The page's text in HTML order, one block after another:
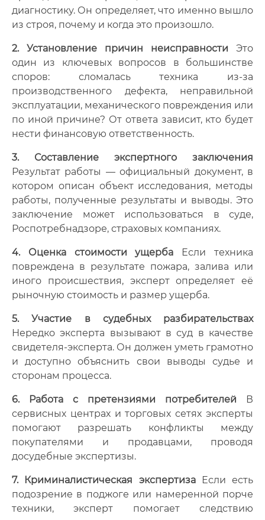
диагностику. Он определяет, что именно вышло
из строя, почему и когда это произошло.
2. Установление причин неисправности Это
один из ключевых вопросов в большинстве
споров: сломалась техника из-за
производственного дефекта, неправильной
эксплуатации, механического повреждения или
по иной причине? От ответа зависит, кто будет
нести финансовую ответственность.
3. Составление экспертного заключения
Результат работы — официальный документ, в
котором описан объект исследования, методы
работы, полученные результаты и выводы. Это
заключение может использоваться в суде,
Роспотребнадзоре, страховых компаниях.
4. Оценка стоимости ущерба Если техника
повреждена в результате пожара, залива или
иного происшествия, эксперт определяет её
рыночную стоимость и размер ущерба.
5. Участие в судебных разбирательствах
Нередко эксперта вызывают в суд в качестве
свидетеля-эксперта. Он должен уметь грамотно
и доступно объяснить свои выводы судье и
сторонам процесса.
6. Работа с претензиями потребителей В
сервисных центрах и торговых сетях эксперты
помогают разрешать конфликты между
покупателями и продавцами, проводя
досудебные экспертизы.
7. Криминалистическая экспертизаЕсли есть
подозрение в поджоге или намеренной порче
техники, эксперт помогает следствию